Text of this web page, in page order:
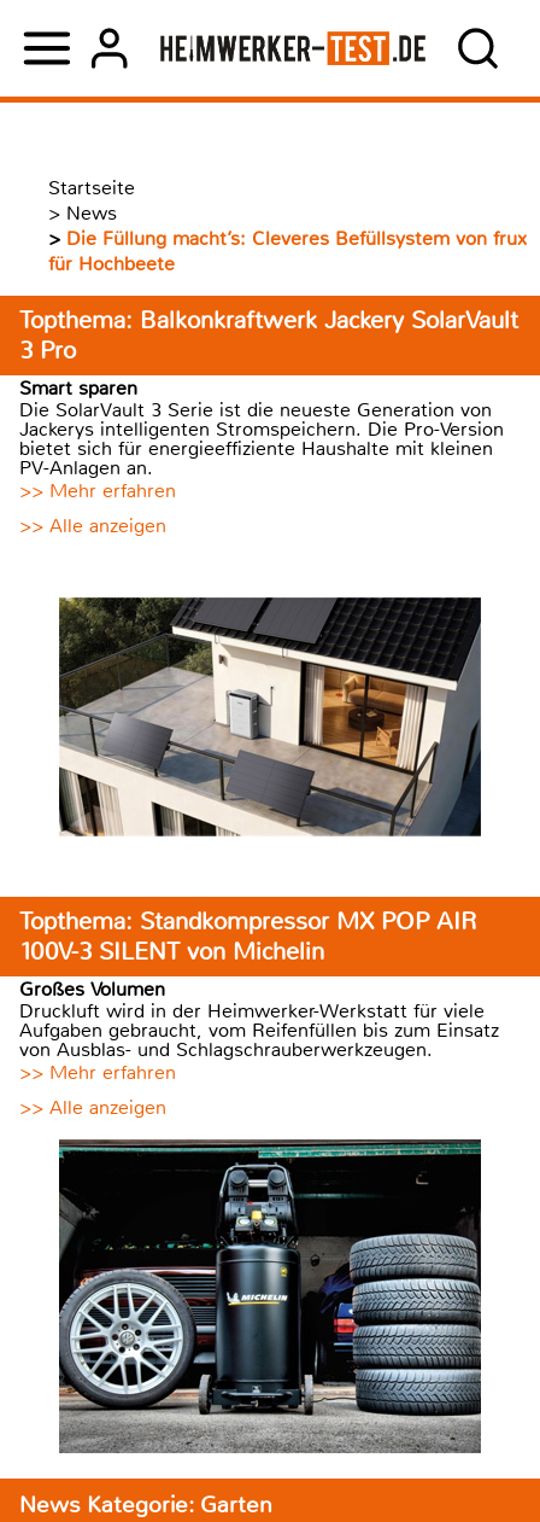
Startseite
> News
> Die Füllung macht’s: Cleveres Befüllsystem von frux
für Hochbeete
Topthema: Balkonkraftwerk Jackery SolarVault
3 Pro
Smart sparen
Die SolarVault 3 Serie ist die neueste Generation von
Jackerys intelligenten Stromspeichern. Die Pro-Version
bietet sich für energieeffiziente Haushalte mit kleinen
PV-Anlagen an.
>> Mehr erfahren
>> Alle anzeigen
Topthema: Standkompressor MX POP AIR
100V-3 SILENT von Michelin
Großes Volumen
Druckluft wird in der Heimwerker-Werkstatt für viele
Aufgaben gebraucht, vom Reifenfüllen bis zum Einsatz
von Ausblas- und Schlagschrauberwerkzeugen.
>> Mehr erfahren
>> Alle anzeigen
News Kategorie: Garten